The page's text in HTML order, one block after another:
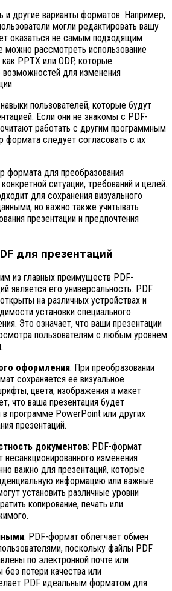
и другие варианты форматов. Например,
могли редактировать вашу
оказаться не самым подходящим
рассмотреть использование
PPTX или ODP, которые
для изменения
пользователей, которые будут
Если они не знакомы с PDF-
работать с другим программным
формата следует согласовать с их
формата для преобразования
ситуации, требований и целей.
для сохранения визуального
но важно также учитывать
презентации и предпочтения
для презентаций
из главных преимуществ PDF-
является его универсальность. PDF
на различных устройствах и
установки специального
Это означает, что ваши презентации
пользователям с любым уровнем
оформления: При преобразовании
сохраняется ее визуальное
цвета, изображения и макет
что ваша презентация будет
в программе PowerPoint или других
презентаций.
документов: PDF-формат
изменения
важно для презентаций, которые
информацию или важные
установить различные уровни
копирование, печать или
: PDF-формат облегчает обмен
поскольку файлы PDF
по электронной почте или
потери качества или
PDF идеальным форматом для